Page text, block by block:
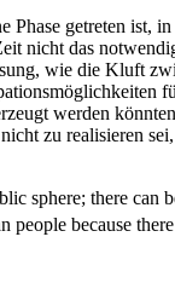
getreten
nicht das
wie die Kluft
werden
zu realisieren
sphere; there
because